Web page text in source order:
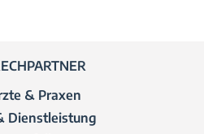
& Praxen
Dienstleistung